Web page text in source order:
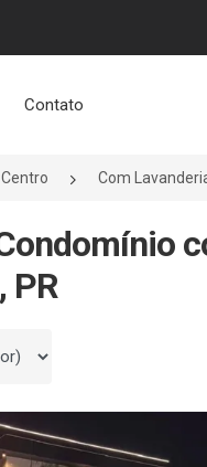
Contato
Centro Com
PR